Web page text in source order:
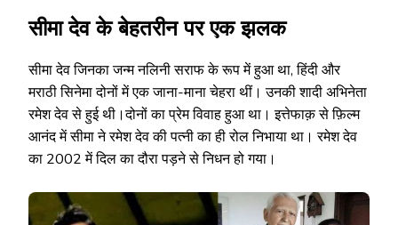
सीमा देव के बेहतरीन पर एक झलक
सीमा देव जिनका जन्म नलिनी सराफ के रूप में हुआ था, हिंदी और
मराठी सिनेमा दोनों में एक जाना-माना चेहरा थीं। उनकी शादी अभिनेता
रमेश देव से हुई थी।दोनों का प्रेम विवाह हुआ था। इत्तेफाक़ से फ़िल्म
आनंद में सीमा ने रमेश देव की पत्नी का ही रोल निभाया था। रमेश देव
का 2002 में दिल का दौरा पड़ने से निधन हो गया।